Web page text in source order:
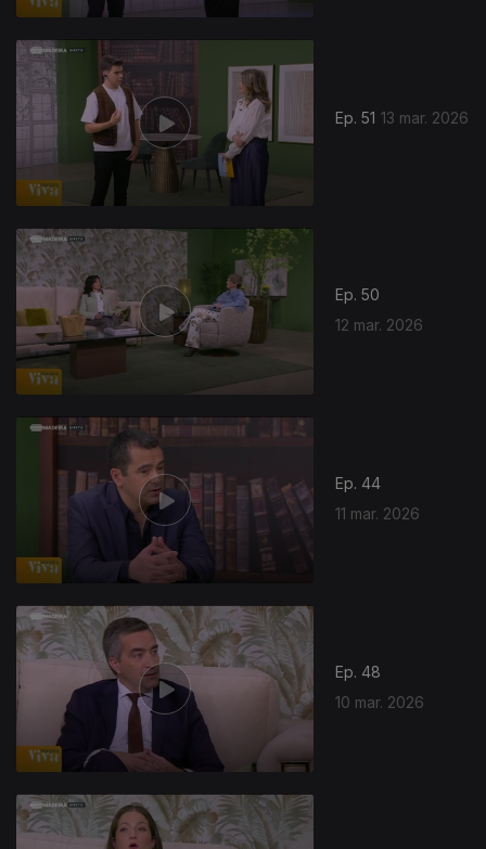
Ep. 51 13 mar. 2026
Ep. 50
12 mar. 2026
915042
Ep. 44
11 mar. 2026
Ep. 48
10 mar. 2026